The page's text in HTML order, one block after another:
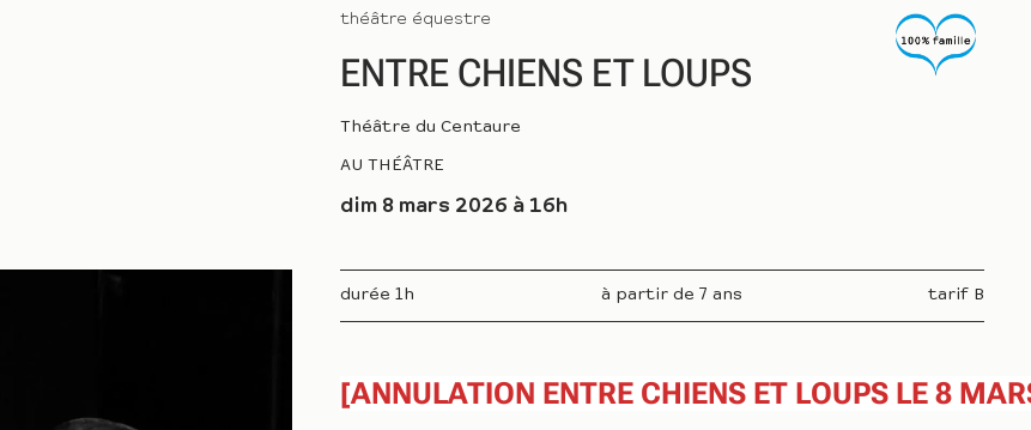
théâtre équestre
ENTRE CHIENS ET LOUPS
Théâtre du Centaure
AU THÉÂTRE
dim 8 mars 2026 à 16h
durée 1h à partir de 7 ans tarif B
[ANNULATION ENTRE CHIENS ET LOUPS LE 8